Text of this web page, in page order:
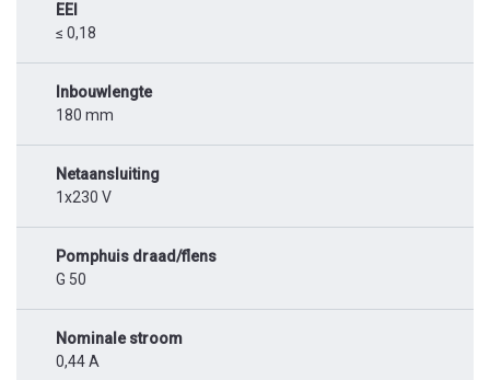
EEI
≤ 0,18
Inbouwlengte
180 mm
Netaansluiting
1x230 V
Pomphuis draad/flens
G 50
Nominale stroom
0,44 A